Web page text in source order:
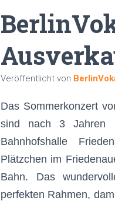
Veröffentlicht von
Das Sommerkonzert
sind nach 3 Jahren
Bahnhofshalle
Plätzchen im
Bahn. Das
perfekten Rahmen,